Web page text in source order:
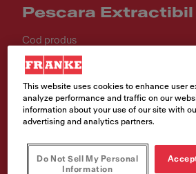
Pescara
Cod produs
115.0741.696
€ 649.00
Prețul include TVA 21%
This website uses cookies to enhance user
analyze performance and traffic on our
information about your use of our site with
advertising and analytics partners.
Do Not Sell My Personal
Information